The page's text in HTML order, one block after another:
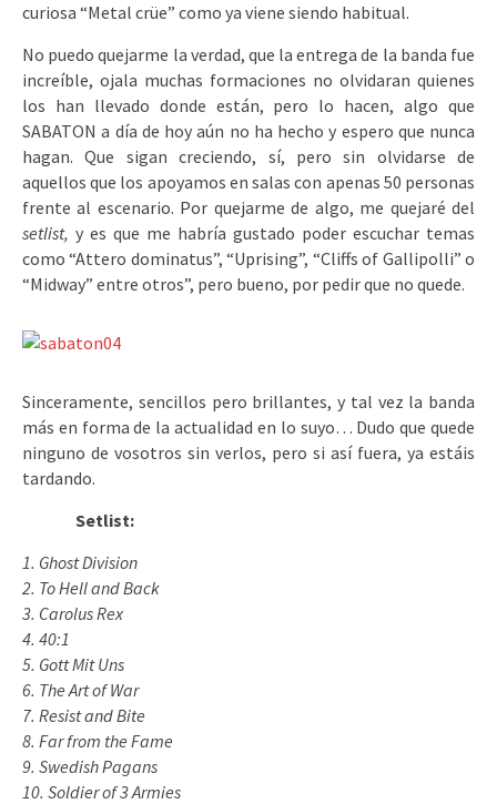
curiosa “Metal crüe” como ya viene siendo habitual.
No puedo quejarme la verdad, que la entrega de la banda fue
increíble, ojala muchas formaciones no olvidaran quienes
los han llevado donde están, pero lo hacen, algo que
SABATON a día de hoy aún no ha hecho y espero que nunca
hagan. Que sigan creciendo, sí, pero sin olvidarse de
aquellos que los apoyamos en salas con apenas 50 personas
frente al escenario. Por quejarme de algo, me quejaré del
setlist, y es que me habría gustado poder escuchar temas
como “Attero dominatus”, “Uprising”, “Cliffs of Gallipolli” o
“Midway” entre otros”, pero bueno, por pedir que no quede.
Sinceramente, sencillos pero brillantes, y tal vez la banda
más en forma de la actualidad en lo suyo… Dudo que quede
ninguno de vosotros sin verlos, pero si así fuera, ya estáis
tardando.
Setlist:
1. Ghost Division
2. To Hell and Back
3. Carolus Rex
4. 40:1
5. Gott Mit Uns
6. The Art of War
7. Resist and Bite
8. Far from the Fame
9. Swedish Pagans
10. Soldier of 3 Armies